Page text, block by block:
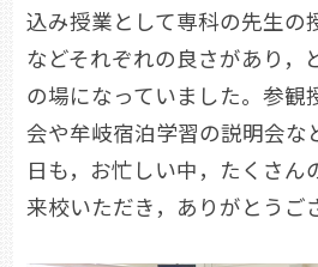
込み授業として専科の先生の
などそれぞれの良さがあり，
の場になっていました。参観
会や牟岐宿泊学習の説明会な
日も，お忙しい中，たくさん
来校いただき，ありがとうご